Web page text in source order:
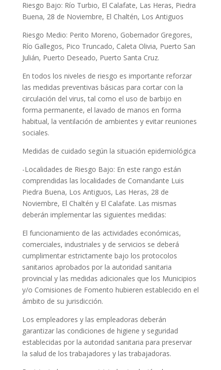
Riesgo Bajo: Río Turbio, El Calafate, Las Heras, Piedra
Buena, 28 de Noviembre, El Chaltén, Los Antiguos
Riesgo Medio: Perito Moreno, Gobernador Gregores,
Río Gallegos, Pico Truncado, Caleta Olivia, Puerto San
Julián, Puerto Deseado, Puerto Santa Cruz.
En todos los niveles de riesgo es importante reforzar
las medidas preventivas básicas para cortar con la
circulación del virus, tal como el uso de barbijo en
forma permanente, el lavado de manos en forma
habitual, la ventilación de ambientes y evitar reuniones
sociales.
Medidas de cuidado según la situación epidemiológica
-Localidades de Riesgo Bajo: En este rango están
comprendidas las localidades de Comandante Luis
Piedra Buena, Los Antiguos, Las Heras, 28 de
Noviembre, El Chaltén y El Calafate. Las mismas
deberán implementar las siguientes medidas:
El funcionamiento de las actividades económicas,
comerciales, industriales y de servicios se deberá
cumplimentar estrictamente bajo los protocolos
sanitarios aprobados por la autoridad sanitaria
provincial y las medidas adicionales que los Municipios
y/o Comisiones de Fomento hubieren establecido en el
ámbito de su jurisdicción.
Los empleadores y las empleadoras deberán
garantizar las condiciones de higiene y seguridad
establecidas por la autoridad sanitaria para preservar
la salud de los trabajadores y las trabajadoras.